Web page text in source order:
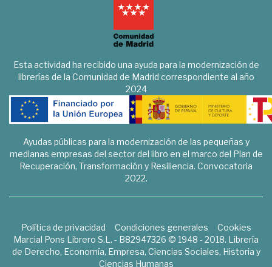
Esta actividad ha recibido una ayuda para la modernización de
librerías de la Comunidad de Madrid correspondiente al año
2024
Ayudas públicas para la modernización de las pequeñas y
medianas empresas del sector del libro en el marco del Plan de
Recuperación, Transformación y Resiliencia. Convocatoria
2022.
Política de privacidad Condiciones generales
Cookies
Marcial Pons Librero S.L. - B82947326 © 1948 - 2018. Librería
de Derecho, Economía, Empresa, Ciencias Sociales, Historia y
Ciencias Humanas